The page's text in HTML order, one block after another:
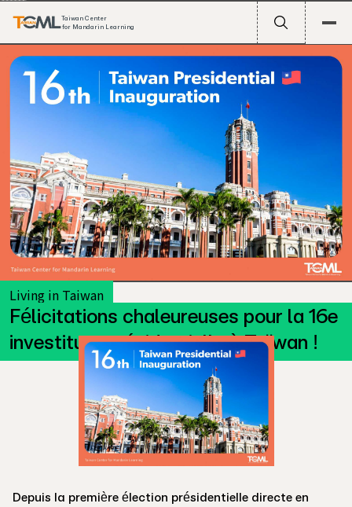
Taiwan Center
for Mandarin Learning
Living in Taiwan
Félicitations chaleureuses pour la 16e
investiture présidentielle à Taïwan !
Depuis la première élection présidentielle directe en